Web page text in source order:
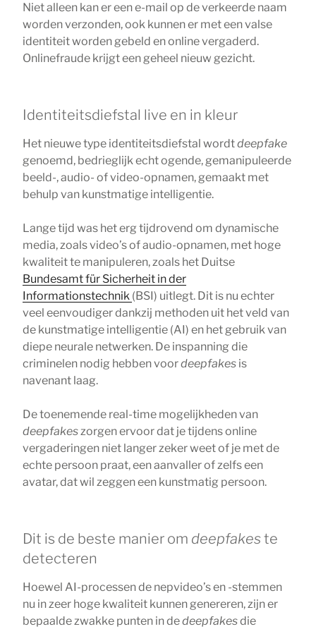
Niet alleen kan er een e-mail op de verkeerde naam
worden verzonden, ook kunnen er met een valse
identiteit worden gebeld en online vergaderd.
Onlinefraude krijgt een geheel nieuw gezicht.
Identiteitsdiefstal live en in kleur
Het nieuwe type identiteitsdiefstal wordtdeepfake
genoemd, bedrieglijk echt ogende, gemanipuleerde
beeld-, audio- of video-opnamen, gemaakt met
behulp van kunstmatige intelligentie.
Lange tijd was het erg tijdrovend om dynamische
media, zoals video’s of audio-opnamen, met hoge
kwaliteit te manipuleren, zoals het Duitse
Bundesamt für Sicherheit in der
Informationstechnik (BSI) uitlegt. Dit is nu echter
veel eenvoudiger dankzij methoden uit het veld van
de kunstmatige intelligentie (AI) en het gebruik van
diepe neurale netwerken. De inspanning die
criminelen nodig hebben voordeepfakes is
navenant laag.
De toenemende real-time mogelijkheden van
deepfakeszorgen ervoor dat je tijdens online
vergaderingen niet langer zeker weet of je met de
echte persoon praat, een aanvaller of zelfs een
avatar, dat wil zeggen een kunstmatig persoon.
Dit is de beste manier om deepfakeste
detecteren
Hoewel AI-processen de nepvideo’s en -stemmen
nu in zeer hoge kwaliteit kunnen genereren, zijn er
bepaalde zwakke punten in dedeepfakesdie